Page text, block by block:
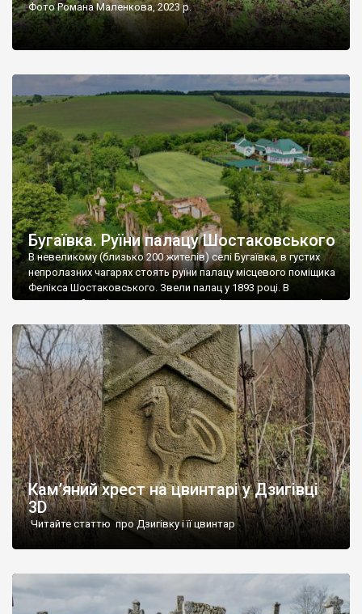
Фото Романа Маленкова, 2023 р.
Бугаївка. Руїни палацу Шостаковського
В невеликому (близько 200 жителів) селі Бугаївка, в густих
непролазних чагарях стоять руїни палацу місцевого поміщика
Фелікса Шостаковського. Звели палац у 1893 році. В
радянський період у ньому спочатку містилася школа, потім
століття тут розмістили туберкульозну лікарню. Коли із
палацу виїхала лікарня – ми точно не […]
Кам’яний хрест на цвинтарі у Дзигівці
3D
Читайте статтю про Дзигівку і її цвинтар